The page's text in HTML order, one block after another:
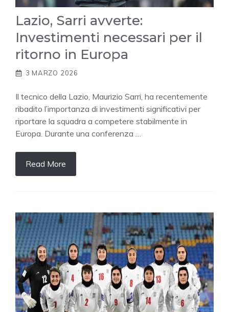
Lazio, Sarri avverte:
Investimenti necessari per il
ritorno in Europa
3 MARZO 2026
Il tecnico della Lazio, Maurizio Sarri, ha recentemente
ribadito l’importanza di investimenti significativi per
riportare la squadra a competere stabilmente in
Europa. Durante una conferenza …
Read More